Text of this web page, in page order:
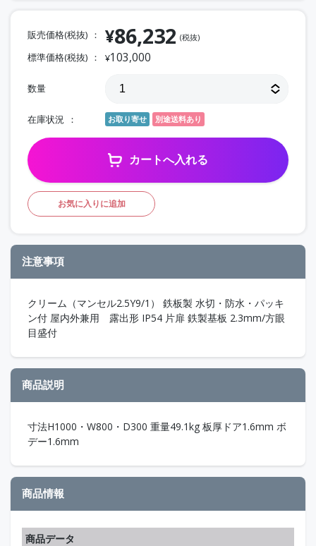
販売価格(税抜) ¥86,232 (税抜)
標準価格(税抜) ¥103,000
数量
在庫状況 お取り寄せ 別途送料あり
カートへ入れる
お気に入りに追加
注意事項
クリーム（マンセル2.5Y9/1） 鉄板製 水切・防水・パッキ
ン付 屋内外兼用 露出形 IP54 片扉 鉄製基板 2.3mm/方眼
目盛付
商品説明
寸法H1000・W800・D300 重量49.1kg 板厚ドア1.6mm ボ
デー1.6mm
商品情報
商品データ